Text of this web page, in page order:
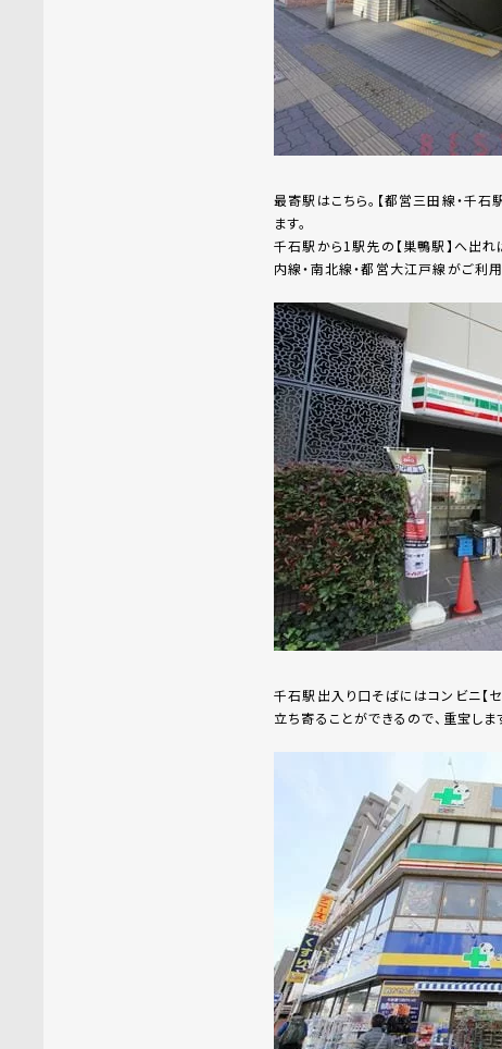
最寄駅はこちら。【都営三田線・千
ます。
千石駅から1駅先の【巣鴨駅】へ出
内線・南北線・都営大江戸線がご利
千石駅出入り口そばにはコンビニ【
立ち寄ることができるので、重宝しま